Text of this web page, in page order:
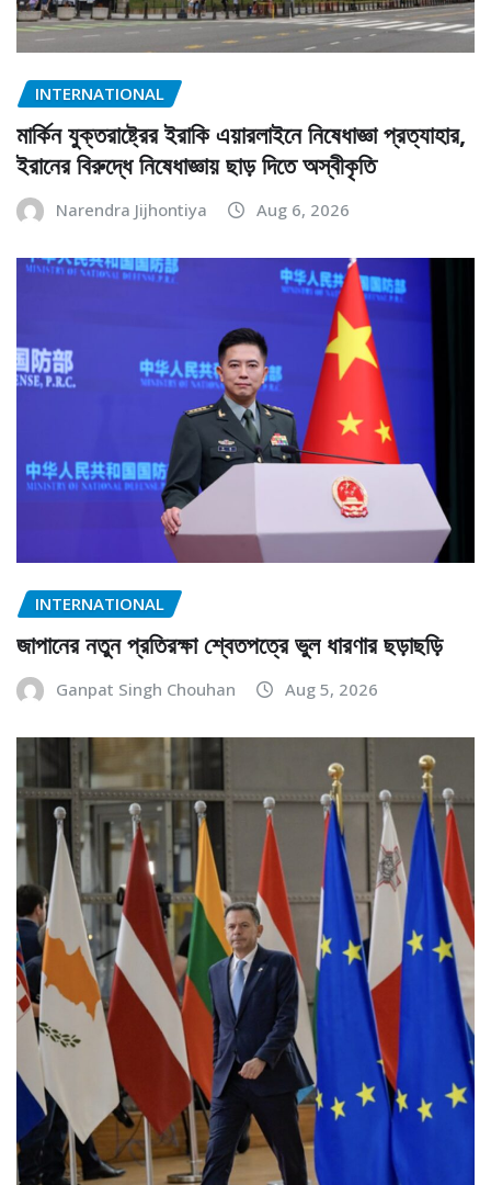
INTERNATIONAL
মার্কিন যুক্তরাষ্ট্রের ইরাকি এয়ারলাইনে নিষেধাজ্ঞা প্রত্যাহার,
ইরানের বিরুদ্ধে নিষেধাজ্ঞায় ছাড় দিতে অস্বীকৃতি
Narendra Jijhontiya Aug 6, 2026
INTERNATIONAL
জাপানের নতুন প্রতিরক্ষা শ্বেতপত্রে ভুল ধারণার ছড়াছড়ি
Ganpat Singh Chouhan Aug 5, 2026